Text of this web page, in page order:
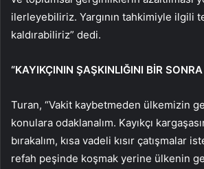
ilerleyebiliriz. Yargının tahkimiyle ilgili
kaldırabiliriz” dedi.
“KAYIKÇININ ŞAŞKINLIĞINI BİR
Turan, “Vakit kaybetmeden ülkemizin
konulara odaklanalım. Kayıkçı
bırakalım, kısa vadeli kısır çatışmalar
refah peşinde koşmak yerine ülkenin